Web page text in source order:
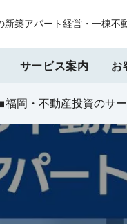
新築アパート経営・一棟不
サービス案内 お
福岡・不動産投資のサ